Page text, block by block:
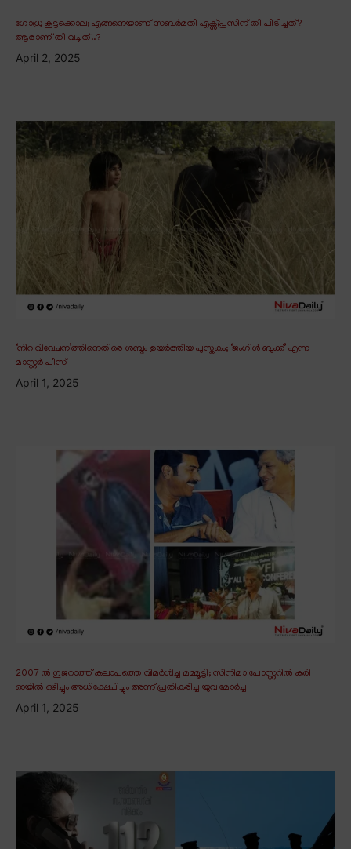
ഗോധ്ര കൂട്ടക്കൊല; എങ്ങനെയാണ് സബർമതി എക്സ്പ്രസിന് തീ പിടിച്ചത്?
ആരാണ് തീ വച്ചത്..?
April 2, 2025
‘നിറ വിവേചന’ത്തിനെതിരെ ശബ്ദം ഉയർത്തിയ പുസ്തകം; ‘ജംഗിൾ ബുക്ക്’ എന്ന
മാസ്റ്റർ പീസ്
April 1, 2025
2007 ൽ ഗുജറാത്ത് കലാപത്തെ വിമർശിച്ച മമ്മൂട്ടി; സിനിമാ പോസ്റ്ററിൽ കരി
ഓയിൽ ഒഴിച്ചും അധിക്ഷേപിച്ചും അന്ന് പ്രതികരിച്ച യുവ മോർച്ച
April 1, 2025